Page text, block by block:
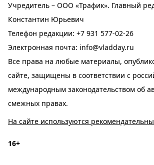
Учредитель – ООО «Трафик». Главный
Константин Юрьевич
Телефон редакции: +7 931 577-02-26
Электронная почта: info@vladday.ru
Все права на любые материалы,
сайте, защищены в соответствии с
международным законодательством об
смежных правах.
На сайте используются
16+